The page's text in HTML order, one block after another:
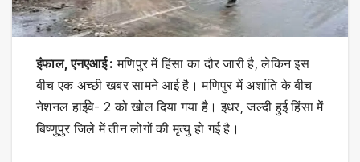
इंफाल, एनएआई : मणिपुर में हिंसा का दौर जारी है, लेकिन इस
बीच एक अच्छी खबर सामने आई है। मणिपुर में अशांति के बीच
नेशनल हाईवे- 2 को खोल दिया गया है। इधर, जल्दी हुई हिंसा में
बिष्णुपुर जिले में तीन लोगों की मृत्यु हो गई है।